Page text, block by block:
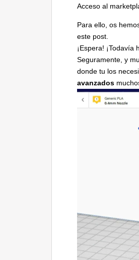
Acceso al
Para ello, os
este post.
¡Espera! ¡Todavía
Seguramente, y
donde tu los
avanzados